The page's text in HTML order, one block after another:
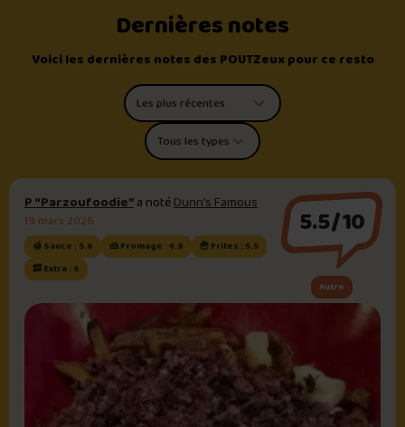
Dernières notes
Voici les dernières notes des POUTZeux pour ce resto
Trier les commentaires
Filtrer par type de poutine
P “Parzoufoodie”a notéDunn’s Famous
19 mars 2026
🍯 Sauce : 5.6 🧀 Fromage : 4.9
🍟 Frites : 5.5
🥓 Extra : 6
5.5/10
Autre